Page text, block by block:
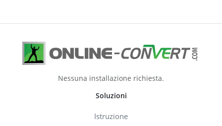
Nessuna installazione richiesta.
Soluzioni
Istruzione